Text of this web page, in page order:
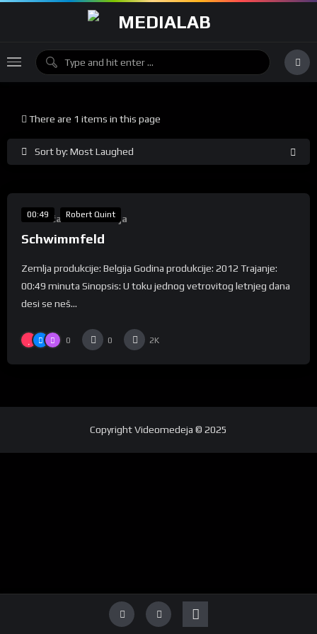
Sort by: Most Laughed
There are 1 items in this page
00:49 Robert Quint
80
Takmičarska Selekcija
Schwimmfeld
Zemlja produkcije: Belgija Godina produkcije: 2012 Trajanje:
00:49 minuta Sinopsis: U toku jednog vetrovitog letnjeg dana
desi se neš...
0 0 2K
CopyrightVideomedeja © 2025